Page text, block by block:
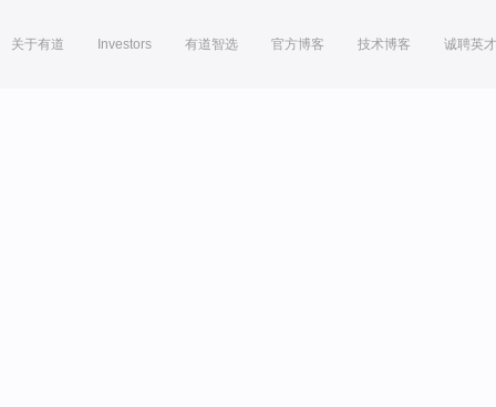
关于有道 Investors 有道智选 官方博客 技术博客 诚聘英才